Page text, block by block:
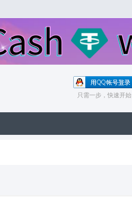
只需一步，快速开始